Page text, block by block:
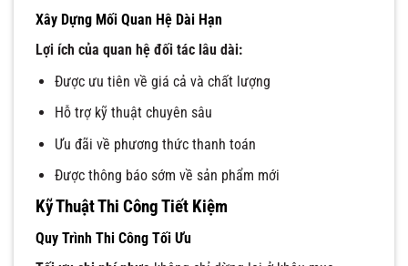
Xây Dựng Mối Quan Hệ Dài Hạn
Lợi ích của quan hệ đối tác lâu dài:
Được ưu tiên về giá cả và chất lượng
Hỗ trợ kỹ thuật chuyên sâu
Ưu đãi về phương thức thanh toán
Được thông báo sớm về sản phẩm mới
Kỹ Thuật Thi Công Tiết Kiệm
Quy Trình Thi Công Tối Ưu